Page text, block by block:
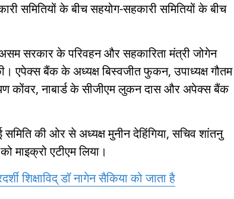
समितियों के बीच सहयोग-सहकारी समितियों के बीच
सरकार के परिवहन और सहकारिता मंत्री जोगेन
एपेक्स बैंक के अध्यक्ष बिस्वजीत फुकन, उपाध्यक्ष गौतम
कोंवर, नाबार्ड के सीजीएम लुकन दास और अपेक्स बैंक
की ओर से अध्यक्ष मुनीन देहिंगिया, सचिव शांतनु
माइक्रो एटीएम लिया।
शिक्षाविद् डॉ नागेन सैकिया को जाता है